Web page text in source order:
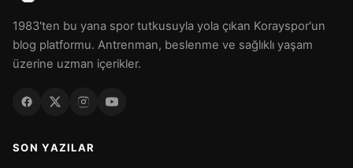
1983'ten bu yana spor tutkusuyla yola çıkan Korayspor'un
blog platformu. Antrenman, beslenme ve sağlıklı yaşam
üzerine uzman içerikler.
SON YAZILAR